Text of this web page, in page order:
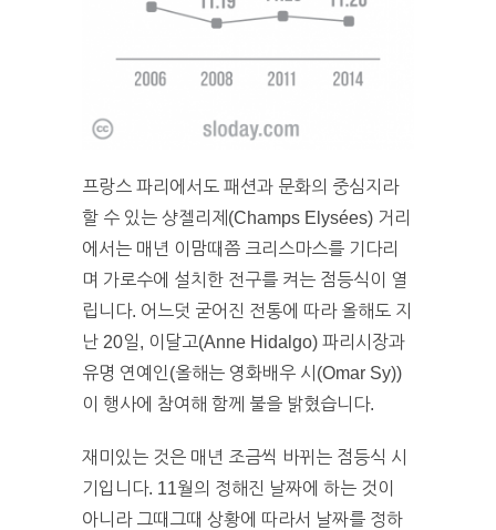
프랑스 파리에서도 패션과 문화의 중심지라
할 수 있는 샹젤리제(Champs Elysées) 거리
에서는 매년 이맘때쯤 크리스마스를 기다리
며 가로수에 설치한 전구를 켜는 점등식이 열
립니다. 어느덧 굳어진 전통에 따라 올해도 지
난 20일, 이달고(Anne Hidalgo) 파리시장과
유명 연예인(올해는 영화배우 시(Omar Sy))
이 행사에 참여해 함께 불을 밝혔습니다.
재미있는 것은 매년 조금씩 바뀌는 점등식 시
기입니다. 11월의 정해진 날짜에 하는 것이
아니라 그때그때 상황에 따라서 날짜를 정하